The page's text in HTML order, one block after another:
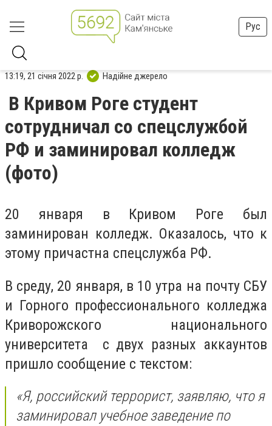
Рус
13:19, 21 січня 2022 р. Надійне джерело
В Кривом Роге студент
сотрудничал со спецслужбой
РФ и заминировал колледж
(фото)
20 января в Кривом Роге был
заминирован колледж. Оказалось, что к
этому причастна спецслужба РФ.
В среду, 20 января, в 10 утра на почту СБУ
и Горного профессионального колледжа
Криворожского национального
университета с двух разных аккаунтов
пришло сообщение с текстом:
«Я, российский террорист, заявляю, что я
заминировал учебное заведение по